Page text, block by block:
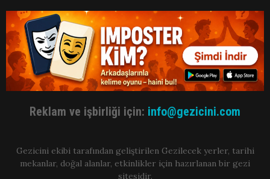
Reklam ve işbirliği için: info@gezicini.com
Gezicini ekibi tarafından geliştirilen Gezilecek yerler, tarihi
mekanlar, doğal alanlar, etkinlikler için hazırlanan bir gezi
sitesidir.